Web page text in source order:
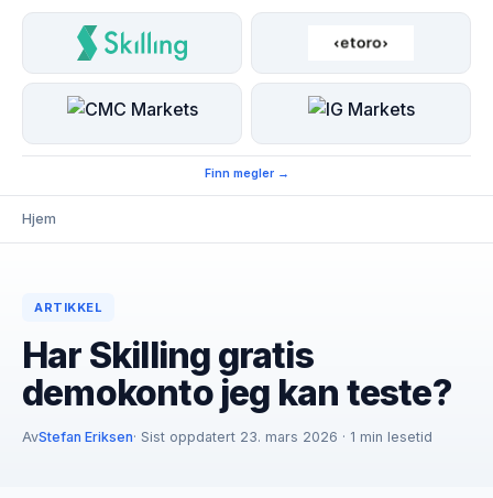
Finn megler →
Hjem
ARTIKKEL
Har Skilling gratis
demokonto jeg kan teste?
AvStefan Eriksen· Sist oppdatert 23. mars 2026 · 1 min lesetid